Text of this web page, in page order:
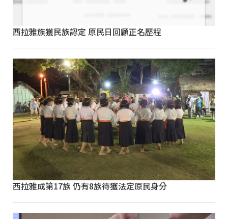
西拉雅族獲民族認定 原民日回顧正名歷程
西拉雅成第17族 仍有8族待獲法定原民身分